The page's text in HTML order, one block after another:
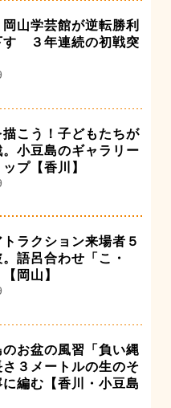
山学芸館が逆転勝利
す ３年連続の初戦突
こう！子どもたちが
小豆島のギャラリー
プ【香川】
ラクション来場者５
語呂合わせ「こ・
岡山】
お盆の風習「負い縄
３メートルの生のそ
編む【香川・小豆島